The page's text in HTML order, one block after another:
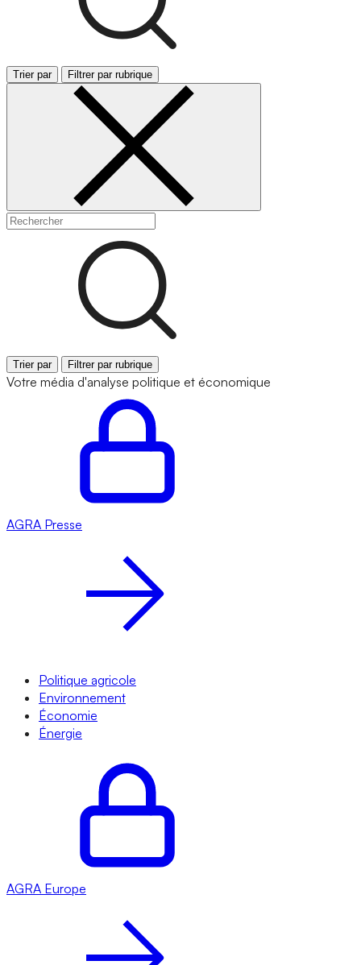
Trier par Filtrer par rubrique
Trier par Filtrer par rubrique
Votre média d'analyse politique et économique
AGRA Presse
Politique agricole
Environnement
Économie
Énergie
AGRA Europe